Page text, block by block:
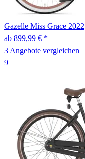
Gazelle Miss Grace 2022
ab 899,99 € *
3 Angebote vergleichen
9